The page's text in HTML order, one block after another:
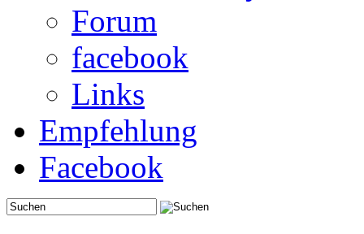
Forum
facebook
Links
Empfehlung
Facebook